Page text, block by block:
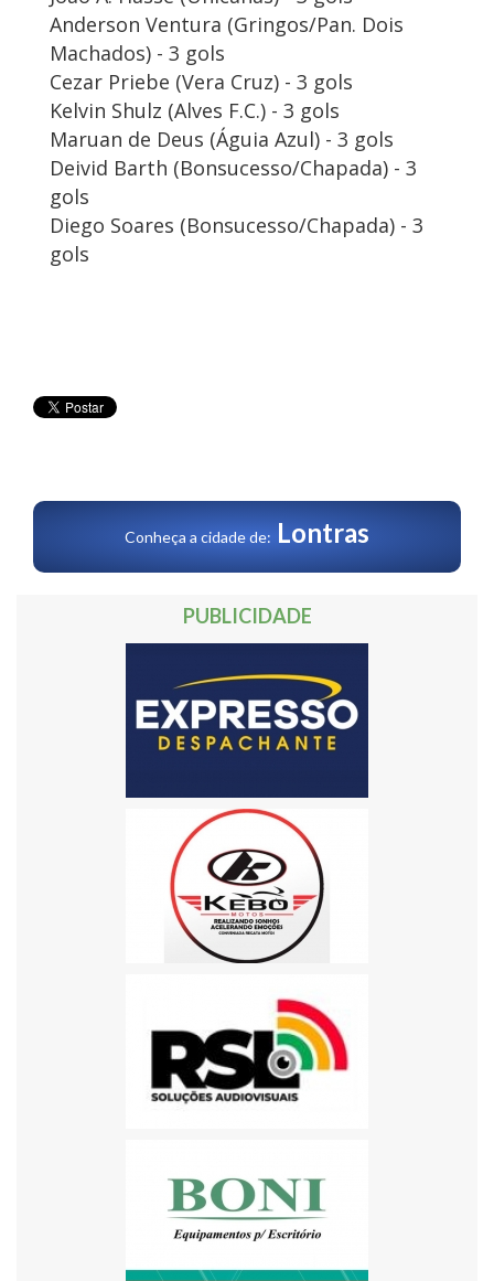
Anderson Ventura (Gringos/Pan. Dois
Machados) - 3 gols
Cezar Priebe (Vera Cruz) - 3 gols
Kelvin Shulz (Alves F.C.) - 3 gols
Maruan de Deus (Águia Azul) - 3 gols
Deivid Barth (Bonsucesso/Chapada) - 3
gols
Diego Soares (Bonsucesso/Chapada) - 3
gols
Conheça a cidade de: Lontras
PUBLICIDADE